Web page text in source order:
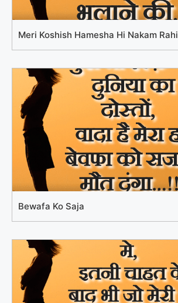
Meri Koshish Hamesha Hi Nakam Rahi
Bewafa Ko Saja